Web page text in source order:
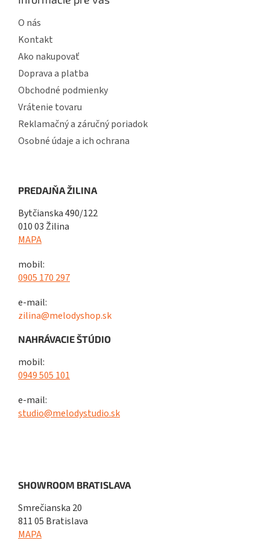
O nás
Kontakt
Ako nakupovať
Doprava a platba
Obchodné podmienky
Vrátenie tovaru
Reklamačný a záručný poriadok
Osobné údaje a ich ochrana
PREDAJŇA ŽILINA
Bytčianska 490/122
010 03 Žilina
MAPA
mobil:
0905 170 297
e-mail:
zilina@melodyshop.sk
NAHRÁVACIE ŠTÚDIO
mobil:
0949 505 101
e-mail:
studio@melodystudio.sk
SHOWROOM BRATISLAVA
Smrečianska 20
811 05 Bratislava
MAPA